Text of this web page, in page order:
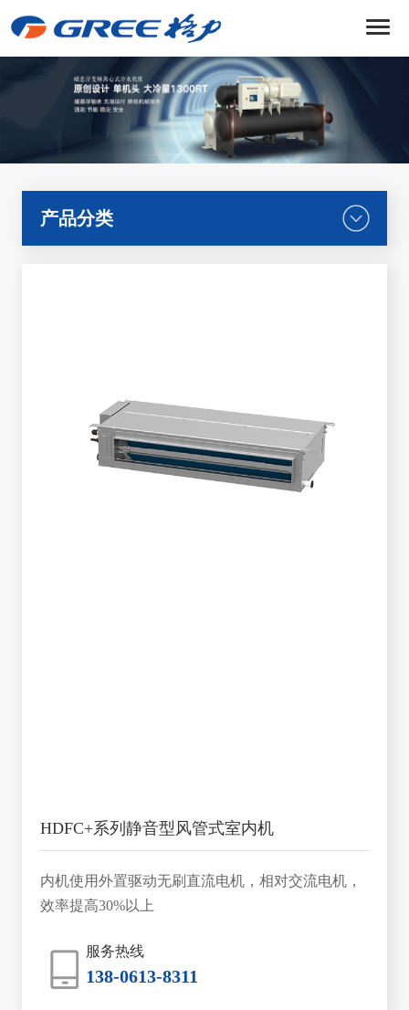
产品分类
HDFC+系列静音型风管式室内机
内机使用外置驱动无刷直流电机，相对交流电机，
效率提高30%以上
服务热线
138-0613-8311